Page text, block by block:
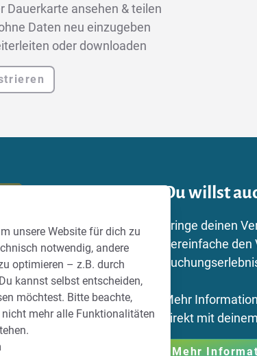
Dauerkarte ansehen & teilen
Daten neu einzugeben
oder downloaden
Du willst
Bringe deinen
Vereinfache
Mehr
direkt mit
Mehr
unsere Website für dich zu
notwendig, andere
optimieren – z.B. durch
kannst selbst entscheiden,
möchtest. Bitte beachte,
mehr alle Funktionalitäten